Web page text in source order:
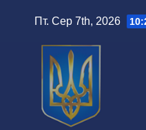
Пт. Сер 7th, 2026